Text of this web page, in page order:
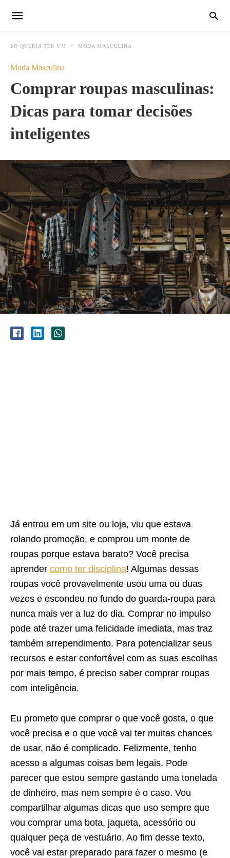
SÓ QUERIA TER UM MODA MASCULINA
Moda Masculina
Comprar roupas masculinas:
Dicas para tomar decisões
inteligentes
Já entrou em um site ou loja, viu que estava
rolando promoção, e comprou um monte de
roupas porque estava barato? Você precisa
aprender como ter disciplina! Algumas dessas
roupas você provavelmente usou uma ou duas
vezes e escondeu no fundo do guarda-roupa para
nunca mais ver a luz do dia. Comprar no impulso
pode até trazer uma felicidade imediata, mas traz
também arrependimento. Para potencializar seus
recursos e estar confortável com as suas escolhas
por mais tempo, é preciso saber comprar roupas
com inteligência.
Eu prometo que comprar o que você gosta, o que
você precisa e o que você vai ter muitas chances
de usar, não é complicado. Felizmente, tenho
acesso a algumas coisas bem legais. Pode
parecer que estou sempre gastando uma tonelada
de dinheiro, mas nem sempre é o caso. Vou
compartilhar algumas dicas que uso sempre que
vou comprar uma bota, jaqueta, acessório ou
qualquer peça de vestuário. Ao fim desse texto,
você vai estar preparado para fazer o mesmo (e